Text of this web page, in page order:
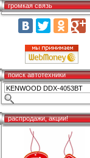
громкая связь
поиск автотехники
распродажи, акции!